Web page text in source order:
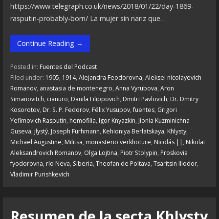
https://www.telegraph.co.uk/news/2018/01/22/day-1869-
rasputin-probably-born/ La mujer sin nariz que…
Continue Reading →
Posted in: Fuentes del Podcast
Filed under: 1905, 1914, Alejandra Feodorovna, Aleksei nicolayevich
Romanov, anastasia de montenegro, Anna Vyrubova, Aron
Simanovitch, cianuro, Danila Filippovich, Dmitri Pavlovich, Dr. Dmitry
Kosorotov, Dr. S. P. Fedorov, Félix Yusupov,fuentes, Grigori
Yefimovich Rasputin, hemofilia, Igor Knyazkin, Jionia Kuzminichna
Guseva, jlystý, Joseph Furhmann, Kehioniya Berlatskaya, Khlysty,
Michael Augustine, Militsa, monasterio verkhoture, Nicolás || , Nikolai
Aleksandrovich Romanov, Olga Lojtina, Piotr Stolypin, Proskovia
fyodorovna, río Neva, Siberia, Theofan de Poltava, Tsaritsin Iliodor,
Vladimir Purishkevich